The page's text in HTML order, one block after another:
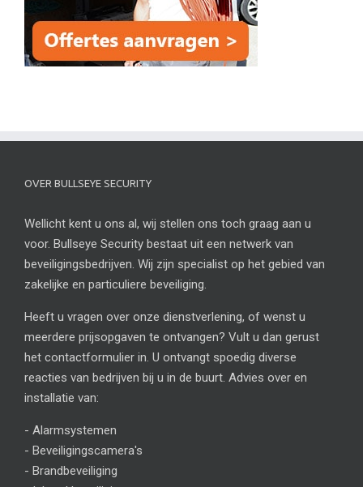
OVER BULLSEYE SECURITY
Wellicht kent u ons al, wij stellen ons toch graag aan u
voor. Bullseye Security bestaat uit een netwerk van
beveiligingsbedrijven. Wij zijn specialist op het gebied van
zakelijke en particuliere beveiliging.
Heeft u vragen over onze dienstverlening, of wenst u
meerdere prijsopgaven te ontvangen? Vult u dan gerust
het contactformulier in. U ontvangt spoedig diverse
reacties van bedrijven bij u in de buurt. Advies over en
installatie van:
- Alarmsystemen
- Beveiligingscamera's
- Brandbeveiliging